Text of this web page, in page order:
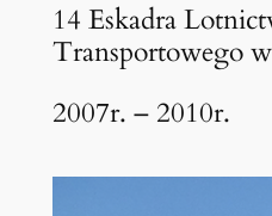
14 Eskadra
Transportowego
2007r. – 2010r.